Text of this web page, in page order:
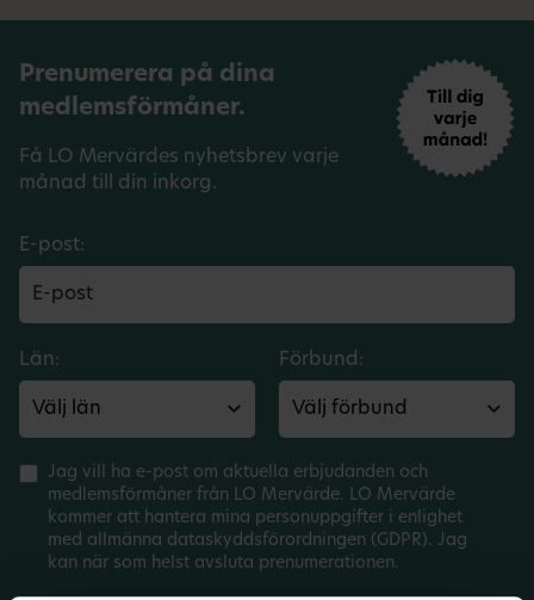
Prenumerera på dina
medlemsförmåner.
Få LO Mervärdes nyhetsbrev varje
månad till din inkorg.
E-post:
Län: Förbund:
Jag vill ha e-post om aktuella erbjudanden och
medlemsförmåner från LO Mervärde. LO Mervärde
kommer att hantera mina personuppgifter i enlighet
med allmänna dataskyddsförordningen (GDPR). Jag
kan när som helst avsluta prenumerationen.